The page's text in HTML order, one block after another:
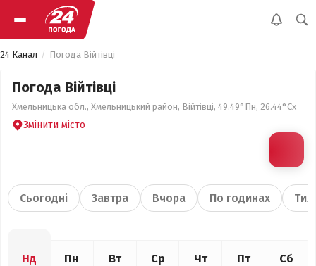
24 Канал Погода Війтівці
Погода Війтівці
Хмельницька обл., Хмельницький район, Війтівці, 49.49°Пн, 26.44°Сх
Змінити місто
Сьогодні Завтра Вчора По годинах
Нд Пн Вт Ср Чт Пт Сб